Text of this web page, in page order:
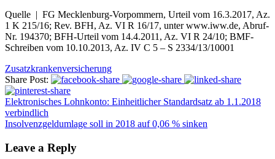
Quelle | FG Mecklenburg-Vorpommern, Urteil vom 16.3.2017, Az.
1 K 215/16; Rev. BFH, Az. VI R 16/17, unter www.iww.de, Abruf-
Nr. 194370; BFH-Urteil vom 14.4.2011, Az. VI R 24/10; BMF-
Schreiben vom 10.10.2013, Az. IV C 5 – S 2334/13/10001
Zusatzkrankenversicherung
Share Post:
Elektronisches Lohnkonto: Einheitlicher Standardsatz ab 1.1.2018
verbindlich
Insolvenzgeldumlage soll in 2018 auf 0,06 % sinken
Leave a Reply